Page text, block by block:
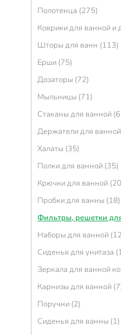
Полотенца (275)
Коврики для ванной и
Шторы для ванн (113)
Ерши (75)
Дозаторы (72)
Мыльницы (71)
Стаканы для ванной
Держатели для
Халаты (35)
Полки для ванной (35)
Крючки для ванной
Пробки для ванны (18)
Фильтры, решетки
Наборы для ванной
Сиденья для унитаза
Зеркала для ванной
Карнизы для ванной
Поручни (2)
Сиденья для ванны (1)